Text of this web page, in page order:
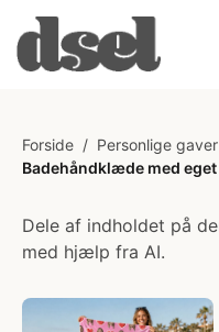
Forside / Personlige
Badehåndklæde med
Dele af indholdet på
med hjælp fra AI.